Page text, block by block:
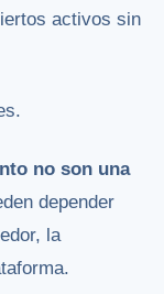
activos sin
no son una
depender
la